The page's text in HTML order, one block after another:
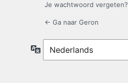
Je wachtwoord vergeten?
← Ga naar Geron
Taal